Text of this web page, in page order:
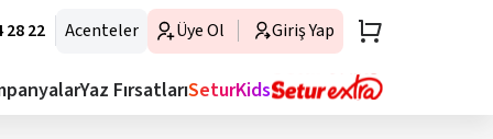
28 22 Acenteler Üye Ol Giriş Yap
Yaz FırsatlarıSeturKids